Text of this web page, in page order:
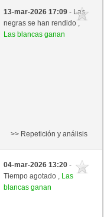
13-mar-2026 17:09- Las
negras se han rendido ,
Las blancas ganan
>> Repetición y análisis
04-mar-2026 13:20-
Tiempo agotado , Las
blancas ganan